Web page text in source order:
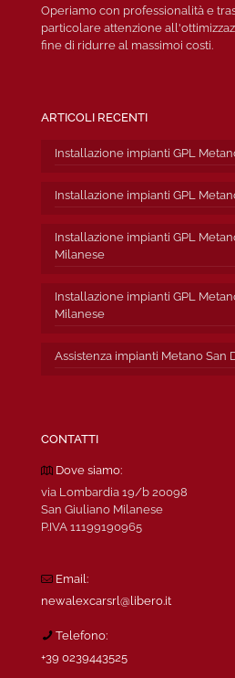
Operiamo con professionalità e
particolare attenzione
fine di ridurre al massimoi costi.
ARTICOLI RECENTI
Installazione impianti GPL
Installazione impianti GPL
Installazione impianti GPL
Milanese
Installazione impianti GPL
Milanese
Assistenza impianti Metano San
CONTATTI
Dove siamo:
via Lombardia 19/b 20098
San Giuliano Milanese
P.IVA 11199190965
Email:
newalexcarsrl@libero.it
Telefono:
+39 0239443525